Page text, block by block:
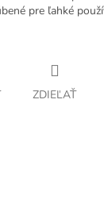
pre ľahké
ZDIEĽAŤ